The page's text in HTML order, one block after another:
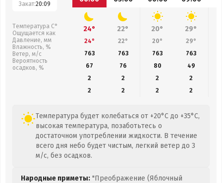
Закат:20:09
Температура С°
Ощущается как
Давление, мм
Влажность, %
Ветер, м/с
Вероятность
осадков, %
24° 22° 20° 29°
24° 22° 20° 29°
763
763 763 763
67
76 80
49
2
2 2
2
2
2 2 2
Температура будет колебаться от +20°C до +35°C,
высокая температура, позаботьтесь о
достаточном употреблении жидкости. В течение
всего дня небо будет чистым, легкий ветер до 3
м/с, без осадков.
Народные приметы: "Преображение (Яблочный